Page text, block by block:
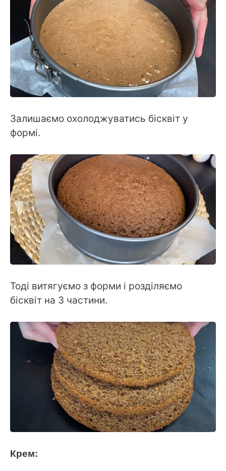
Залишаємо охолоджуватись бісквіт у
формі.
Тоді витягуємо з форми і розділяємо
бісквіт на 3 частини.
Крем: